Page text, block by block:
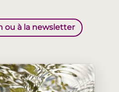
ou à la newsletter